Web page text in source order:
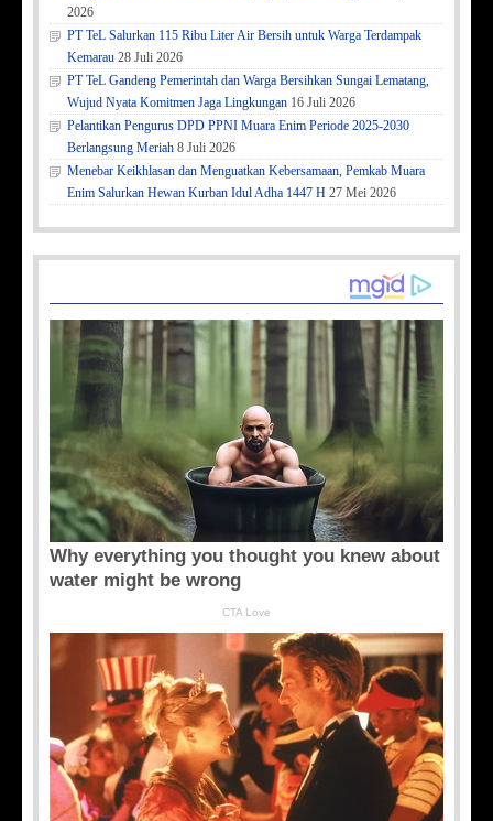
2026
PT TeL Salurkan 115 Ribu Liter Air Bersih untuk Warga Terdampak
Kemarau 28 Juli 2026
PT TeL Gandeng Pemerintah dan Warga Bersihkan Sungai Lematang,
Wujud Nyata Komitmen Jaga Lingkungan 16 Juli 2026
Pelantikan Pengurus DPD PPNI Muara Enim Periode 2025-2030
Berlangsung Meriah 8 Juli 2026
Menebar Keikhlasan dan Menguatkan Kebersamaan, Pemkab Muara
Enim Salurkan Hewan Kurban Idul Adha 1447 H 27 Mei 2026